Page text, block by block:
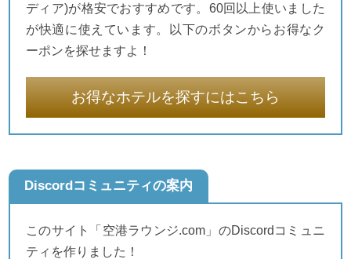
ディア)が格安でおすすめです。60回以上使いました
が快適に使えています。以下のボタンからお得なク
ーポンを探せますよ！
お得なホテルを探すにはこちら
Discordコミュニティの案内
このサイト「空港ラウンジ.com」のDiscordコミュニ
ティを作りました！